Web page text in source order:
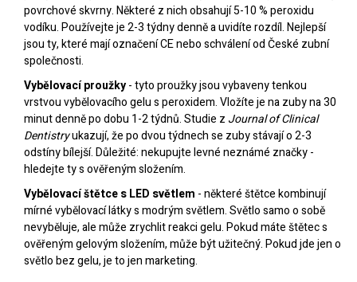
povrchové skvrny. Některé z nich obsahují 5-10 % peroxidu
vodíku. Používejte je 2-3 týdny denně a uvidíte rozdíl. Nejlepší
jsou ty, které mají označení CE nebo schválení od České zubní
společnosti.
Vybělovací proužky- tyto proužky jsou vybaveny tenkou
vrstvou vybělovacího gelu s peroxidem. Vložíte je na zuby na 30
minut denně po dobu 1-2 týdnů. Studie z Journal of Clinical
Dentistryukazují, že po dvou týdnech se zuby stávají o 2-3
odstíny bílejší. Důležité: nekupujte levné neznámé značky -
hledejte ty s ověřeným složením.
Vybělovací štětce s LED světlem - některé štětce kombinují
mírné vybělovací látky s modrým světlem. Světlo samo o sobě
nevyběluje, ale může zrychlit reakci gelu. Pokud máte štětec s
ověřeným gelovým složením, může být užitečný. Pokud jde jen o
světlo bez gelu, je to jen marketing.